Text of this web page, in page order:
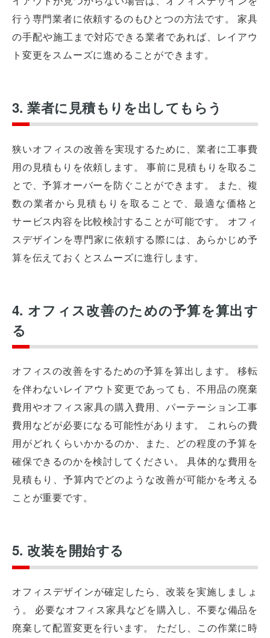
行う専門業者に依頼するのもひとつの方法です。 家具
の手配や施工まで対応できる業者であれば、レイアウ
ト変更をスムーズに進めることができます。
3. 業者に見積もりを出してもらう
狭いオフィスの改善を実現するために、業者に工事費
用の見積もりを依頼します。 事前に見積もりを取るこ
とで、予算オーバーを防ぐことができます。 また、複
数の業者から見積もりを取ることで、最適な価格と
サービス内容を比較検討することが可能です。 オフィ
スデザインを専門家に依頼する際には、あらかじめ予
算を伝えておくとスムーズに進行します。
4. オフィス改善のための予算を算出す
る
オフィスの改善をするための予算を算出します。 移転
を伴わないレイアウト変更であっても、不用品の廃棄
費用やオフィス家具の購入費用、パーテーション工事
費用などが必要になる可能性があります。 これらの費
用がどれくらいかかるのか、また、どの程度の予算を
確保できるのかを検討してください。 具体的な費用を
見積もり、予算内でどのような改善が可能かを考える
ことが重要です。
5. 改装を開始する
オフィスデザインが確定したら、改装を実施しましょ
う。 必要なオフィス家具などを購入し、不要な備品を
廃棄して配置変更を行います。 ただし、この作業に時